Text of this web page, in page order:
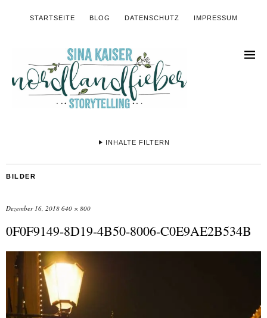
STARTSEITE BLOG DATENSCHUTZ IMPRESSUM
INHALTE FILTERN
BILDER
Dezember 16, 2018 640 × 800
0F0F9149-8D19-4B50-8006-C0E9AE2B534B